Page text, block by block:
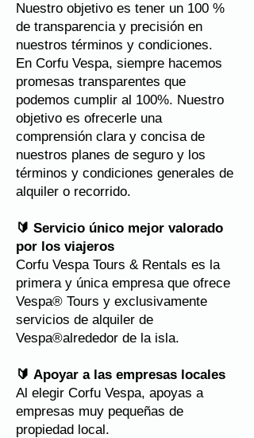
Nuestro objetivo es tener un 100 %
de transparencia y precisión en
nuestros términos y condiciones.
En Corfu Vespa, siempre hacemos
promesas transparentes que
podemos cumplir al 100%. Nuestro
objetivo es ofrecerle una
comprensión clara y concisa de
nuestros planes de seguro y los
términos y condiciones generales de
alquiler o recorrido.
🔰 Servicio único mejor valorado
por los viajeros
Corfu Vespa Tours & Rentals es la
primera y única empresa que ofrece
Vespa® Tours y exclusivamente
servicios de alquiler de
Vespa®alrededor de la isla.
🔰 Apoyar a las empresas locales
Al elegir Corfu Vespa, apoyas a
empresas muy pequeñas de
propiedad local.